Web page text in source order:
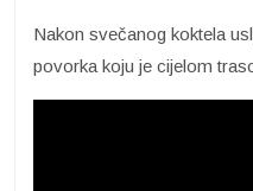
Nakon svečanog koktela
povorka koju je cijelom